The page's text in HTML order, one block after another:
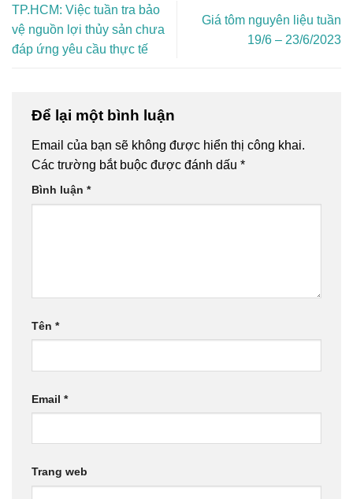
TP.HCM: Việc tuần tra bảo
vệ nguồn lợi thủy sản chưa
đáp ứng yêu cầu thực tế
Giá tôm nguyên liệu tuần
19/6 – 23/6/2023
Để lại một bình luận
Email của bạn sẽ không được hiển thị công khai.
Các trường bắt buộc được đánh dấu *
Bình luận *
Tên *
Email *
Trang web